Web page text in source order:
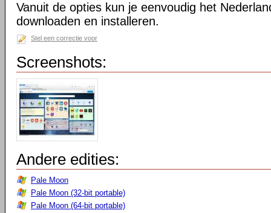
Vanuit de opties kun je eenvoudig het
downloaden en installeren.
Stel een correctie voor
Screenshots:
Andere edities:
Pale Moon
Pale Moon (32-bit portable)
Pale Moon (64-bit portable)